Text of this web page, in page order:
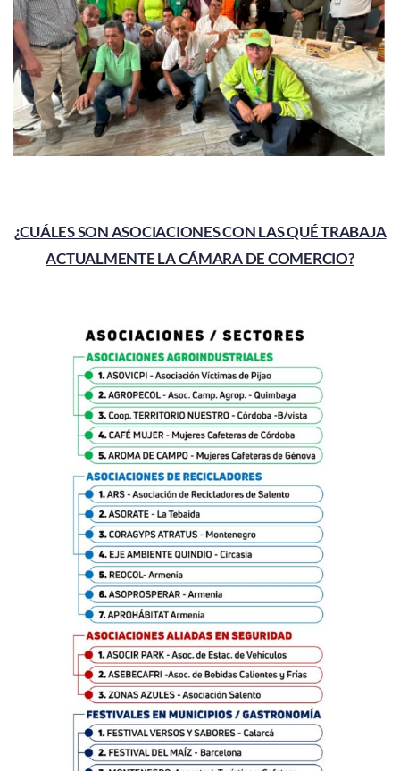
¿CUÁLES SON ASOCIACIONES CON LAS QUÉ TRABAJA
ACTUALMENTE LA CÁMARA DE COMERCIO?